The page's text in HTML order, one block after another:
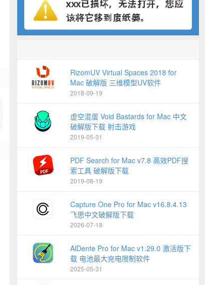
RizomUV Virtual Spaces 2018 for
Mac 破解版 三维模型UV软件
2018-09-19
虚空混蛋 Void Bastards for Mac 中文
破解版下载 射击游戏
2019-05-31
PDF Search for Mac v7.8 高效PDF搜
索工具 破解版下载
2019-08-19
Capture One Pro for Mac v16.8.4.13
飞思中文破解版下载
2026-07-18
AlDente Pro for Mac v1.29.0 激活版下
载 电池最大充电限制软件
2025-05-31